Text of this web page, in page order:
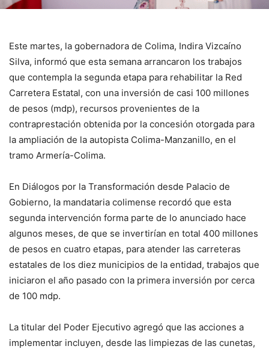
Este martes, la gobernadora de Colima, Indira Vizcaíno
Silva, informó que esta semana arrancaron los trabajos
que contempla la segunda etapa para rehabilitar la Red
Carretera Estatal, con una inversión de casi 100 millones
de pesos (mdp), recursos provenientes de la
contraprestación obtenida por la concesión otorgada para
la ampliación de la autopista Colima-Manzanillo, en el
tramo Armería-Colima.
En Diálogos por la Transformación desde Palacio de
Gobierno, la mandataria colimense recordó que esta
segunda intervención forma parte de lo anunciado hace
algunos meses, de que se invertirían en total 400 millones
de pesos en cuatro etapas, para atender las carreteras
estatales de los diez municipios de la entidad, trabajos que
iniciaron el año pasado con la primera inversión por cerca
de 100 mdp.
La titular del Poder Ejecutivo agregó que las acciones a
implementar incluyen, desde las limpiezas de las cunetas,